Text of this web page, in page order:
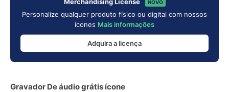
NOVO
Personalize qualquer produto físico ou digital com nossos
ícones Mais informações
Adquira a licença
Gravador De áudio grátis ícone